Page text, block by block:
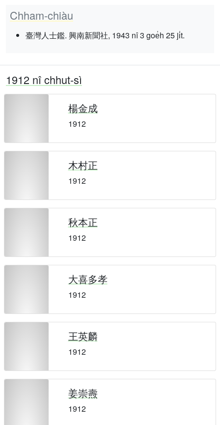
Chham-chiàu
臺灣人士鑑. 興南新聞社, 1943 nî 3 goe̍h 25 ji̍t.
1912 nî chhut-sì
楊金成
1912
木村正
1912
秋本正
1912
大喜多孝
1912
王英麟
1912
姜崇燾
1912